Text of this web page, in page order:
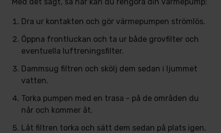
Dra ur kontakten och gör värmepumpen strömlös.
Öppna frontluckan och ta ur både grovfilter och
eventuella luftreningsfilter.
Dammsug filtren och skölj dem sedan i ljummet
vatten.
Torka pumpen med en trasa - på de områden du
når och kommer åt.
Låt filtren torka och sätt dem sedan på plats igen.